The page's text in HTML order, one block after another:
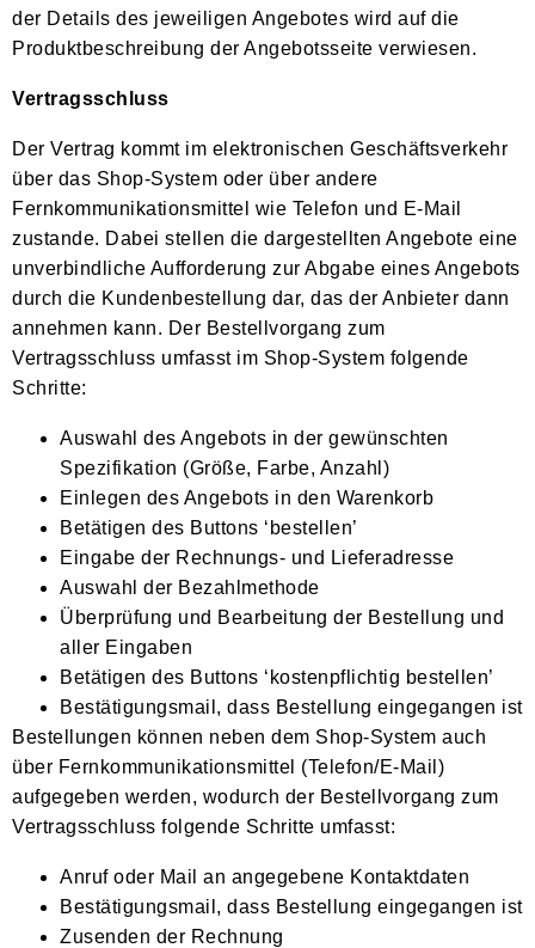
der Details des jeweiligen Angebotes wird auf die
Produktbeschreibung der Angebotsseite verwiesen.
Vertragsschluss
Der Vertrag kommt im elektronischen Geschäftsverkehr
über das Shop-System oder über andere
Fernkommunikationsmittel wie Telefon und E-Mail
zustande. Dabei stellen die dargestellten Angebote eine
unverbindliche Aufforderung zur Abgabe eines Angebots
durch die Kundenbestellung dar, das der Anbieter dann
annehmen kann. Der Bestellvorgang zum
Vertragsschluss umfasst im Shop-System folgende
Schritte:
Auswahl des Angebots in der gewünschten
Spezifikation (Größe, Farbe, Anzahl)
Einlegen des Angebots in den Warenkorb
Betätigen des Buttons ‘bestellen’
Eingabe der Rechnungs- und Lieferadresse
Auswahl der Bezahlmethode
Überprüfung und Bearbeitung der Bestellung und
aller Eingaben
Betätigen des Buttons ‘kostenpflichtig bestellen’
Bestätigungsmail, dass Bestellung eingegangen ist
Bestellungen können neben dem Shop-System auch
über Fernkommunikationsmittel (Telefon/E-Mail)
aufgegeben werden, wodurch der Bestellvorgang zum
Vertragsschluss folgende Schritte umfasst:
Anruf oder Mail an angegebene Kontaktdaten
Bestätigungsmail, dass Bestellung eingegangen ist
Zusenden der Rechnung